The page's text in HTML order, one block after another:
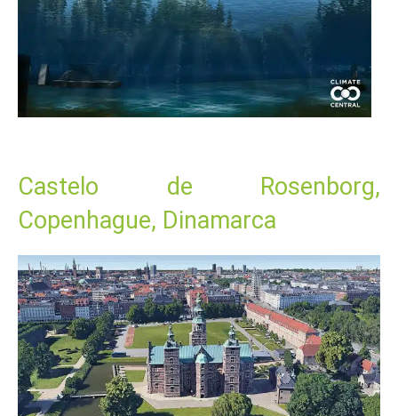
Castelo de Rosenborg,
Copenhague, Dinamarca